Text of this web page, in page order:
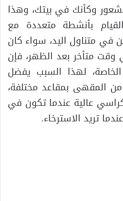
وكأنك في بيتك، وهذا
بأنشطة متعددة مع
في متناول اليد، سواء كان
متأخر بعد الظهر، فإن
لهذا السبب يفضل
من المقهى بمقاعد مختلفة،
عالية عندما تكون في
تريد الاسترخاء.